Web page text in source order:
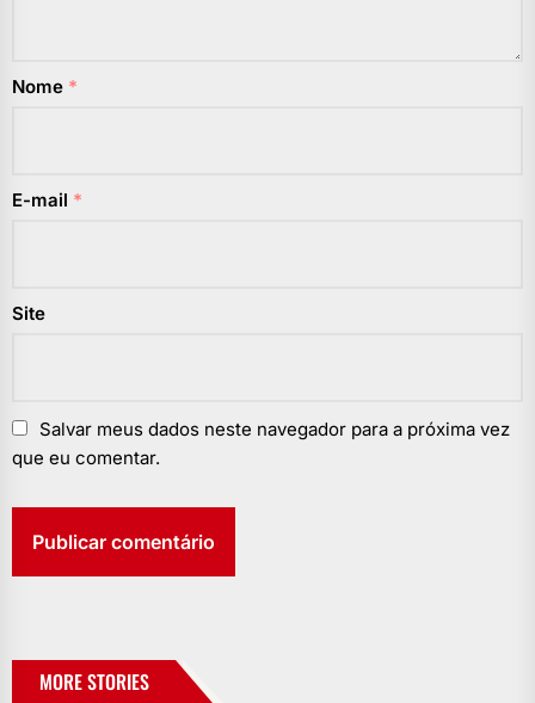
Nome *
E-mail *
Site
Salvar meus dados neste navegador para a próxima vez
que eu comentar.
MORE STORIES